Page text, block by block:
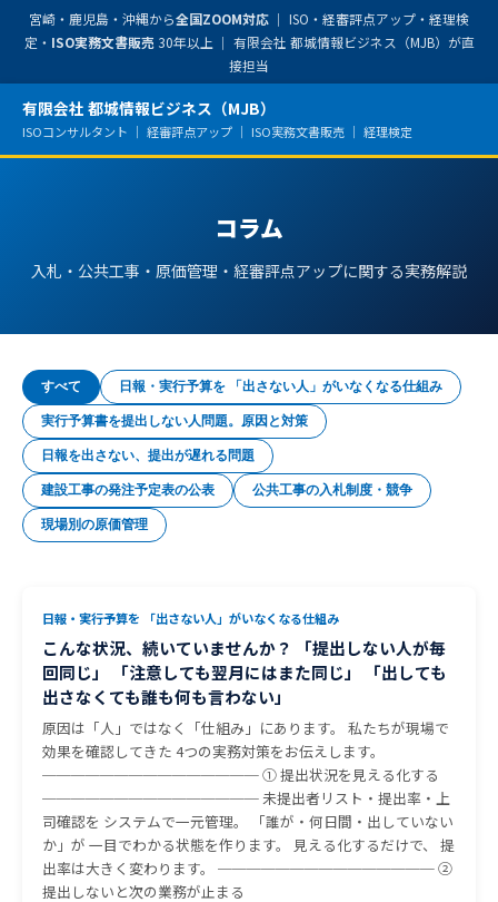
宮崎・鹿児島・沖縄から全国ZOOM対応 ｜ ISO・経審評点アップ・経理検
定・ ISO実務文書販売 30年以上 ｜ 有限会社 都城情報ビジネス（MJB）が直
接担当
有限会社 都城情報ビジネス（MJB）
ISOコンサルタント ｜ 経審評点アップ ｜ ISO実務文書販売 ｜ 経理検定
コラム
入札・公共工事・原価管理・経審評点アップに関する実務解説
すべて 日報・実行予算を 「出さない人」がいなくなる仕組み
実行予算書を提出しない人問題。原因と対策
日報を出さない、提出が遅れる問題
建設工事の発注予定表の公表 公共工事の入札制度・競争
現場別の原価管理
日報・実行予算を 「出さない人」がいなくなる仕組み
こんな状況、続いていませんか？ 「提出しない人が毎
回同じ」 「注意しても翌月にはまた同じ」 「出しても
出さなくても誰も何も言わない」
原因は「人」ではなく「仕組み」にあります。 私たちが現場で
効果を確認してきた 4つの実務対策をお伝えします。
─────────────── ① 提出状況を見える化する
─────────────── 未提出者リスト・提出率・上
司確認を システムで一元管理。 「誰が・何日間・出していない
か」が 一目でわかる状態を作ります。 見える化するだけで、 提
出率は大きく変わります。 ─────────────── ②
提出しないと次の業務が止まる